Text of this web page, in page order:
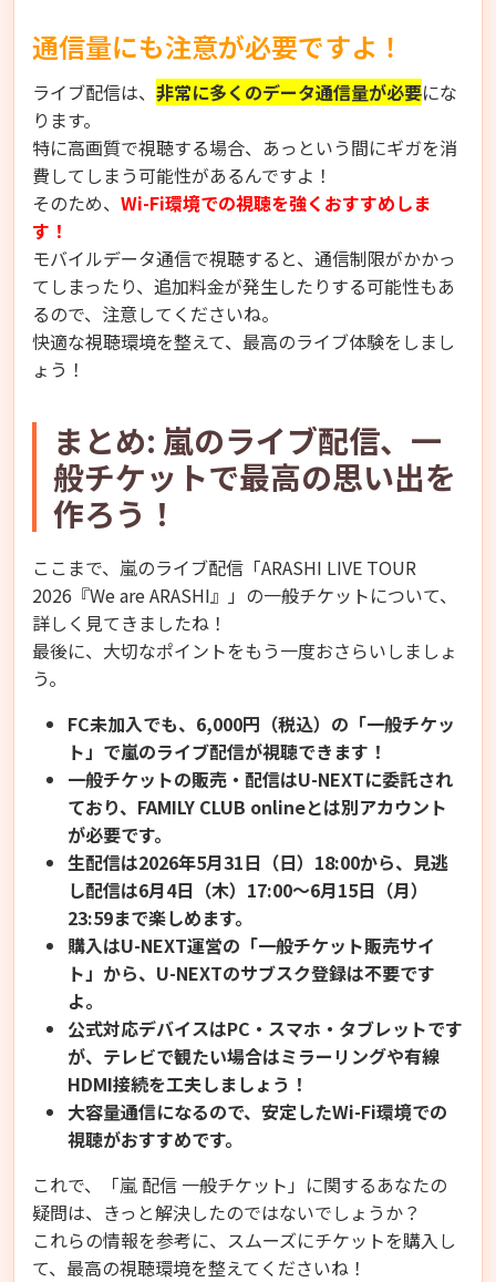
通信量にも注意が必要ですよ！
ライブ配信は、 非常に多くのデータ通信量が必要にな
ります。
特に高画質で視聴する場合、あっという間にギガを消
費してしまう可能性があるんですよ！
そのため、 Wi-Fi環境での視聴を強くおすすめしま
す！
モバイルデータ通信で視聴すると、通信制限がかかっ
てしまったり、追加料金が発生したりする可能性もあ
るので、注意してくださいね。
快適な視聴環境を整えて、最高のライブ体験をしまし
ょう！
まとめ: 嵐のライブ配信、一
般チケットで最高の思い出を
作ろう！
ここまで、嵐のライブ配信「ARASHI LIVE TOUR
2026『We are ARASHI』」の一般チケットについて、
詳しく見てきましたね！
最後に、大切なポイントをもう一度おさらいしましょ
う。
FC未加入でも、6,000円（税込）の「一般チケッ
ト」で嵐のライブ配信が視聴できます！
一般チケットの販売・配信はU-NEXTに委託され
ており、FAMILY CLUB onlineとは別アカウント
が必要です。
生配信は2026年5月31日（日）18:00から、見逃
し配信は6月4日（木）17:00〜6月15日（月）
23:59まで楽しめます。
購入はU-NEXT運営の「一般チケット販売サイ
ト」から、U-NEXTのサブスク登録は不要です
よ。
公式対応デバイスはPC・スマホ・タブレットです
が、テレビで観たい場合はミラーリングや有線
HDMI接続を工夫しましょう！
大容量通信になるので、安定したWi-Fi環境での
視聴がおすすめです。
これで、「嵐 配信 一般チケット」に関するあなたの
疑問は、きっと解決したのではないでしょうか？
これらの情報を参考に、スムーズにチケットを購入し
て、最高の視聴環境を整えてくださいね！